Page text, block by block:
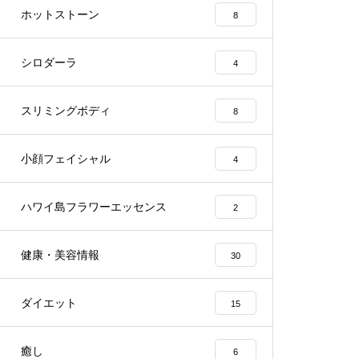
ホットストーン 8
シロダーラ 4
スリミングボディ 8
小顔フェイシャル 4
ハワイ島フラワーエッセンス 2
健康・美容情報 30
ダイエット 15
癒し 6